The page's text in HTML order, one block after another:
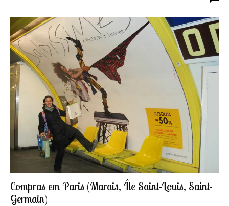
Compras em Paris (Marais, Île Saint-Louis, Saint-
Germain)